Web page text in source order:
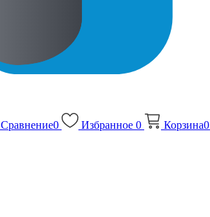
Сравнение0 Избранное 0 Корзина0